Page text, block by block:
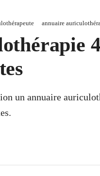
annuaire
un annuaire